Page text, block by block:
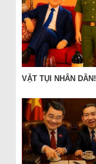
VẶT TỤI NHÂN DÂN!